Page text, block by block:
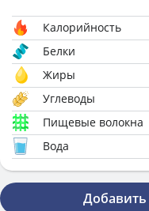
Калорийность
Белки
Жиры
Углеводы
Пищевые волокна
Вода